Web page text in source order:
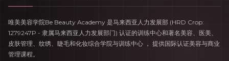
唯美美容学院Be Beauty Academy 是马来西亚人力发展部 (HRD Crop:
1279247P - 隶属马来西亚人力发展部门) 认证的训练中心和著名美容、医美、
皮肤管理、纹绣、睫毛和化妆综合学院与训练中心 ， 提供国际认证美容与商业
管理课程。